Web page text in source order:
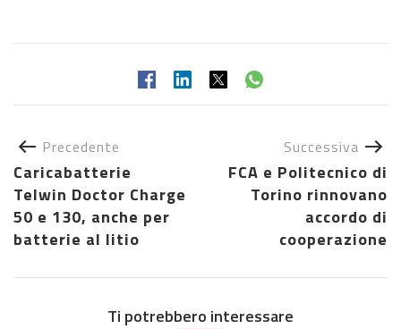
Precedente
Caricabatterie
Telwin Doctor Charge
50 e 130, anche per
batterie al litio
Successiva
FCA e Politecnico di
Torino rinnovano
accordo di
cooperazione
Ti potrebbero interessare